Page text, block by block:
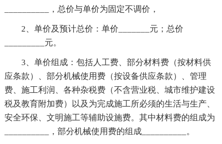
__________，总价与单价为固定不调价，
2、单价及预计总价：单价_______元；总价
_________元。
3、单价组成：包括人工费、部分材料费（按材料供
应条款）、部分机械使用费（按设备供应条款）、管理
费、施工利润、各种杂税费（不含营业税、城市维护建设
税及教育附加费）以及为完成施工所必须的生活与生产、
安全环保、文明施工等辅助设施费。其中材料费的组成为
__________，部分机械使用费的组成__________。